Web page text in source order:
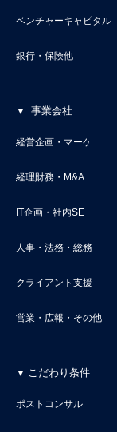
ベンチャーキャピタル
銀行・保険他
事業会社
経営企画・マーケ
経理財務・M&A
IT企画・社内SE
人事・法務・総務
クライアント支援
営業・広報・その他
こだわり条件
ポストコンサル